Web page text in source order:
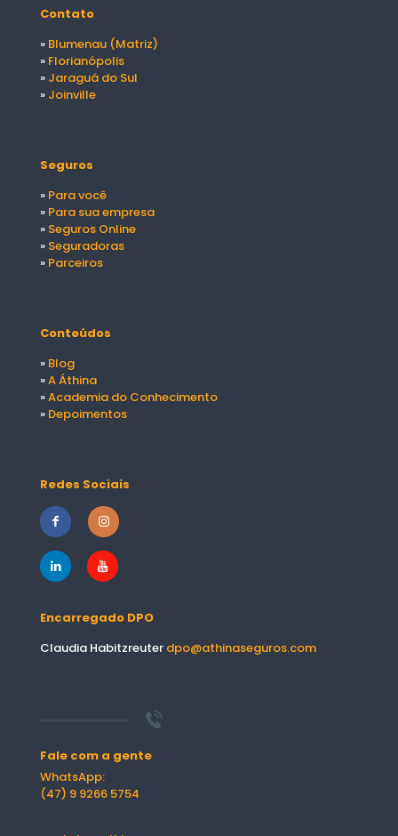
Contato
» Blumenau (Matriz)
» Florianópolis
» Jaraguá do Sul
» Joinville
Seguros
» Para você
» Para sua empresa
» Seguros Online
» Seguradoras
» Parceiros
Conteúdos
» Blog
»A Áthina
»Academia do Conhecimento
» Depoimentos
Redes Sociais
Encarregado DPO
Claudia Habitzreuter dpo@athinaseguros.com
Fale com a gente
WhatsApp:
(47) 9 9266 5754